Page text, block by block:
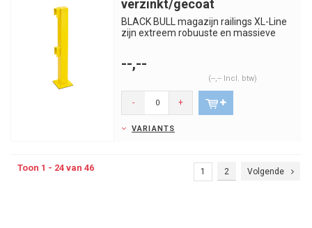
verzinkt/gecoat
BLACK BULL magazijn railings XL-Line
zijn extreem robuuste en massieve
--,--
(--,-- Incl. btw)
- +
VARIANTS
Toon 1 - 24 van 46 1 2 Volgende